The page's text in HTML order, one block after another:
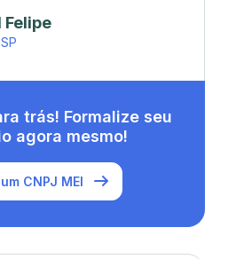
e sorveteria
- RJ
trás! Formalize seu
agora mesmo!
CNPJ MEI